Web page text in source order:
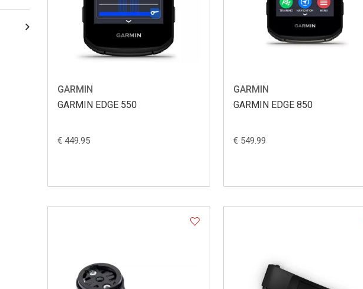
GARMIN
GARMIN EDGE 550
€ 449.95
GARMIN
GARMIN EDGE 850
€ 549.99